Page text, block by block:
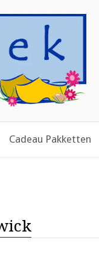
Cadeau Pakketten